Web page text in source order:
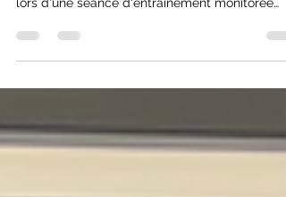
lors d'une séance d'entrainement monitorée